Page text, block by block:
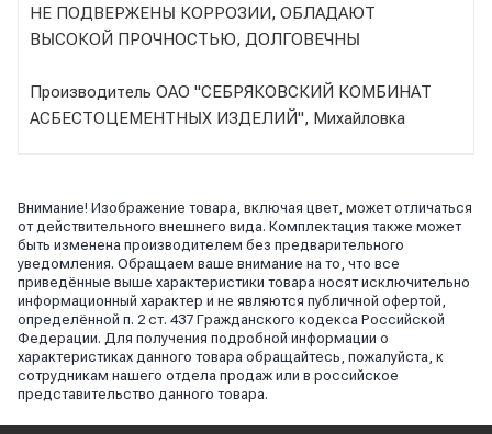
НЕ ПОДВЕРЖЕНЫ КОРРОЗИИ, ОБЛАДАЮТ
ВЫСОКОЙ ПРОЧНОСТЬЮ, ДОЛГОВЕЧНЫ
Производитель ОАО "СЕБРЯКОВСКИЙ КОМБИНАТ
АСБЕСТОЦЕМЕНТНЫХ ИЗДЕЛИЙ", Михайловка
Внимание! Изображение товара, включая цвет, может отличаться
от действительного внешнего вида. Комплектация также может
быть изменена производителем без предварительного
уведомления. Обращаем ваше внимание на то, что все
приведённые выше характеристики товара носят исключительно
информационный характер и не являются публичной офертой,
определённой п. 2 ст. 437 Гражданского кодекса Российской
Федерации. Для получения подробной информации о
характеристиках данного товара обращайтесь, пожалуйста, к
сотрудникам нашего отдела продаж или в российское
представительство данного товара.